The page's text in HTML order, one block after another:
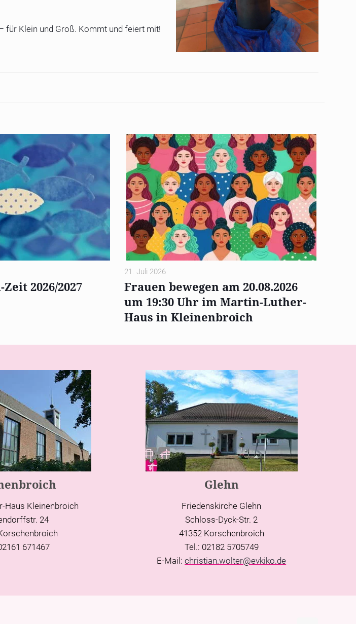
für Klein und Groß. Kommt und feiert mit!
2026/2027
21. Juli 2026
Frauen bewegen am 20.08.2026
um 19:30 Uhr im Martin-Luther-
Haus in Kleinenbroich
Haus Kleinenbroich
24
671467
Glehn
Friedenskirche Glehn
Schloss-Dyck-Str. 2
41352 Korschenbroich
Tel.: 02182 5705749
E-Mail:christian.wolter@evkiko.de